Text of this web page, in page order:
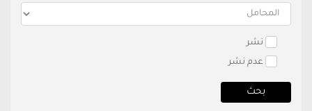
نشر
عدم نشر
بحث